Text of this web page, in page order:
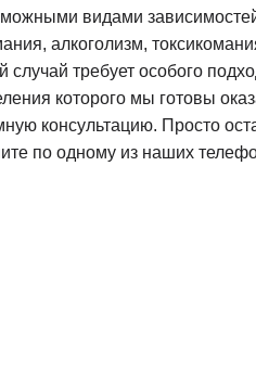
видами
алкоголизм,
случай требует особого
которого мы готовы
консультацию. Просто
по одному из наших